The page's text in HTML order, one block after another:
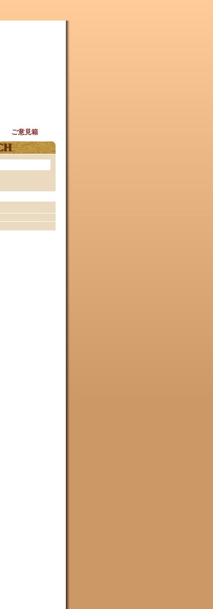
ご意見箱